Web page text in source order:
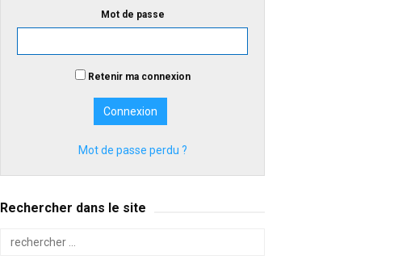
Mot de passe
Retenir ma connexion
Mot de passe perdu ?
Rechercher dans le site